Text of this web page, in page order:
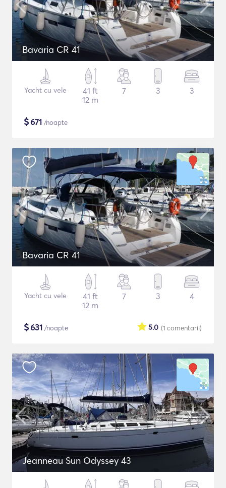
Bavaria CR 41
Yacht cu vele
41 ft
12 m
7 3 3
$671 /noapte
Bavaria CR 41
Yacht cu vele
41 ft
12 m
7 3 4
$631 /noapte (1 comentarii)
5.0
Jeanneau Sun Odyssey 43